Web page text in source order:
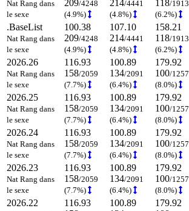
Nat Rang dans
le sexe
209/4248
(4.9%)
214/4441
(4.8%)
118/1913
(6.2%)
.BaseList
Nat Rang dans
le sexe
100.38
209/4248
(4.9%)
107.10
214/4441
(4.8%)
158.21
118/1913
(6.2%)
2026.26
Nat Rang dans
le sexe
116.93
158/2059
(7.7%)
100.89
134/2091
(6.4%)
179.92
100/1257
(8.0%)
2026.25
Nat Rang dans
le sexe
116.93
158/2059
(7.7%)
100.89
134/2091
(6.4%)
179.92
100/1257
(8.0%)
2026.24
Nat Rang dans
le sexe
116.93
158/2059
(7.7%)
100.89
134/2091
(6.4%)
179.92
100/1257
(8.0%)
2026.23
Nat Rang dans
le sexe
116.93
158/2059
(7.7%)
100.89
134/2091
(6.4%)
179.92
100/1257
(8.0%)
2026.22
116.93
100.89
179.92